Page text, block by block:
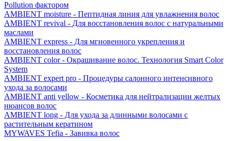
Pollution фактором
AMBIENT moisture - Пептидная линия для увлажнения волос
AMBIENT revival - Для восстановления волос с натуральными
маслами
AMBIENT express - Для мгновенного укрепления и
восстановления волос
AMBIENT color - Окрашивание волос. Технология Smart Color
System
AMBIENT expert pro - Процедуры салонного интенсивного
ухода за волосами
AMBIENT anti yellow - Косметика для нейтрализации желтых
нюансов волос
AMBIENT long - Для ухода за длинными волосами с
растительным кератином
MYWAVES Tefia - Завивка волос